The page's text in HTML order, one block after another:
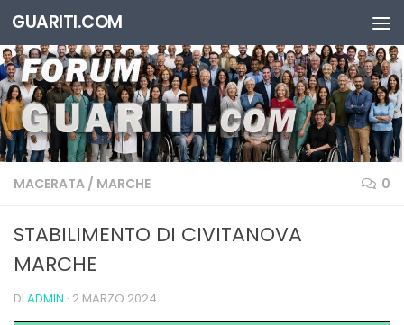
Salta al contenuto
GUARITI.COM
MACERATA / MARCHE 0
STABILIMENTO DI CIVITANOVA
MARCHE
DI ADMIN · 2 MARZO 2024